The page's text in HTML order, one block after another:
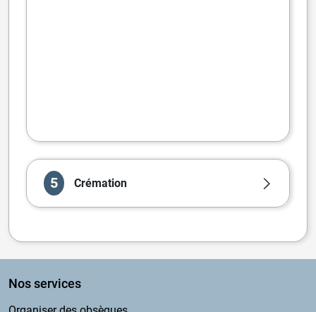
5 Crémation
Nos services